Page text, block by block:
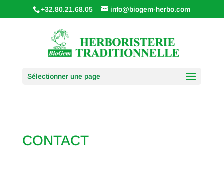
+32.80.21.68.05 info@biogem-herbo.com
Sélectionner une page
CONTACT